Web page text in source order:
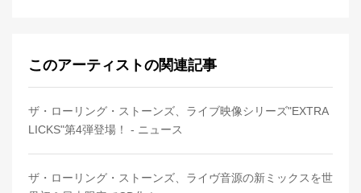
このアーティストの関連記事
ザ・ローリング・ストーンズ、ライブ映像シリーズ"EXTRA
LICKS"第4弾登場！ - ニュース
ザ・ローリング・ストーンズ、ライヴ音源の新ミックスを世